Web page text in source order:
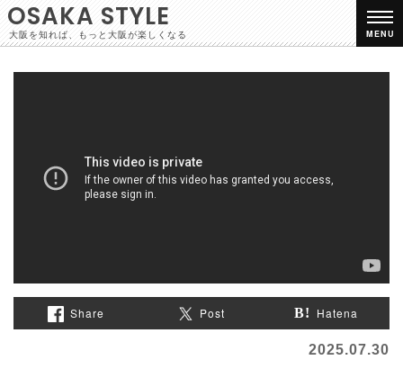
OSAKA STYLE
大阪を知れば、もっと大阪が楽しくなる MENU
Share Post Hatena
2025.07.30